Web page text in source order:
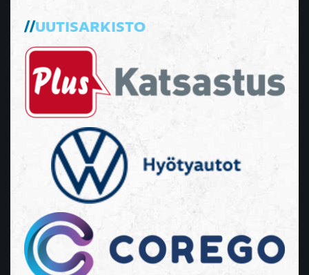
UUTISARKISTO